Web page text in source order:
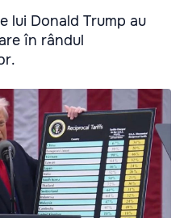
lui Donald Trump au
în rândul